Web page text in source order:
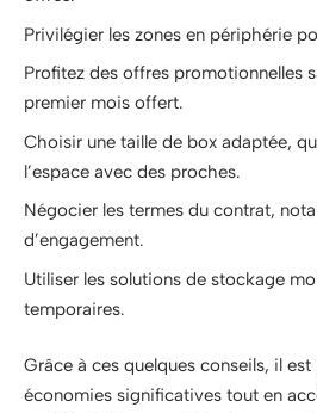
Privilégier les zones en périphérie
Profitez des offres promotionnelles
premier mois offert.
Choisir une taille de box adaptée,
l’espace avec des proches.
Négocier les termes du contrat,
d’engagement.
Utiliser les solutions de stockage
temporaires.
Grâce à ces quelques conseils, il
économies significatives tout en